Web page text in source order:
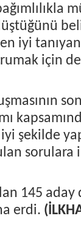
iyi
için
iyi şekilde
145
erdi.